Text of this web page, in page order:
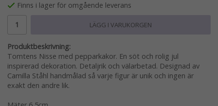
Finns i lager för omgående leverans
LÄGG I VARUKORGEN
Produktbeskrivning:
Tomtens Nisse med pepparkakor. En söt och rolig jul
inspirerad dekoration. Detaljrik och välarbetad. Designad av
Camilla Ståhl handmålad så varje figur är unik och ingen är
exakt den andre lik.